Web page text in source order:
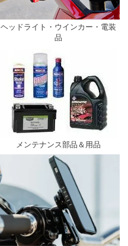
ヘッドライト・ウインカー・電装
品
メンテナンス部品＆用品